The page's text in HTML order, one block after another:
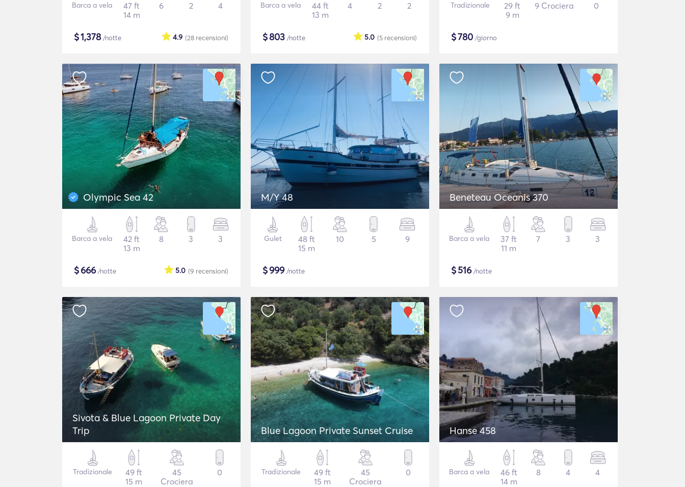
Barca a vela
47 ft
14 m
6 2 4
$1,378/notte (28 recensioni)
4.9
Barca a vela
44 ft
13 m
4 2 2
$803 /notte (5 recensioni)
5.0
Tradizionale
29 ft
9 m
9 Crociera 0
$780 /giorno
Olympic Sea 42
Barca a vela
42 ft
13 m
8 3 3
$666/notte (9 recensioni)
5.0
M/Y 48
Gulet
48 ft
15 m
10 5 9
$999/notte
Beneteau Oceanis 370
Barca a vela
37 ft
11 m
7 3 3
$516/notte
Sivota & Blue Lagoon Private Day
Trip
Tradizionale
49 ft
15 m
45
Crociera
0
Blue Lagoon Private Sunset Cruise
Tradizionale
49 ft
15 m
45
Crociera
0
Hanse 458
Barca a vela
46 ft
14 m
8 4 4